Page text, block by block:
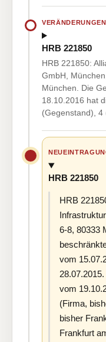
VERÄNDERUNGEN
HRB 221850
HRB 221850:
GmbH,
München. Die
18.10.2016 hat
(Gegenstand), 4
HRB 221850
HRB
6-8, 80333
vom
vom
(Firma,
bisher
Frankfurt